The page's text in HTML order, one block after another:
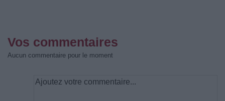
Vos commentaires
Aucun commentaire pour le moment